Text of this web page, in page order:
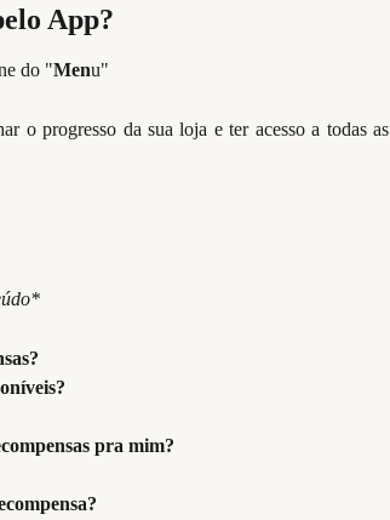
App?
do "Menu"
o progresso da sua loja e ter acesso a todas as
pra mim?